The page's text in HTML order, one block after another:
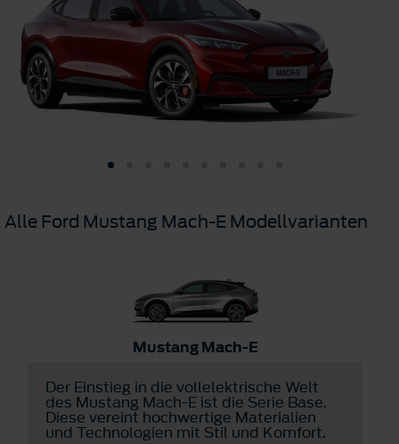
Alle Ford Mustang Mach-E Modellvarianten
Mustang Mach-E
Der Einstieg in die vollelektrische Welt
des Mustang Mach-E ist die Serie Base.
Diese vereint hochwertige Materialien
und Technologien mit Stil und Komfort.